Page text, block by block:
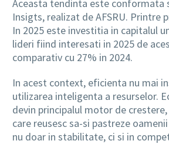
Aceasta tendinta este conformata
Insigts, realizat de AFSRU. Printre
In 2025 este investitia in capitalul
lideri fiind interesati in 2025 de
comparativ cu 27% in 2024.
In acest context, eficienta nu mai
utilizarea inteligenta a resurselor.
devin principalul motor de
care reusesc sa-si pastreze
nu doar in stabilitate, ci si in